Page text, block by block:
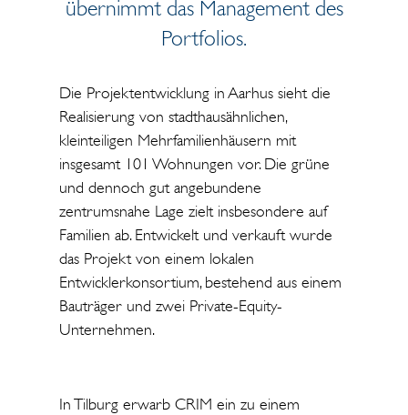
übernimmt das Management des
Portfolios.
Die Projektentwicklung in Aarhus sieht die
Realisierung von stadthausähnlichen,
kleinteiligen Mehrfamilienhäusern mit
insgesamt 101 Wohnungen vor. Die grüne
und dennoch gut angebundene
zentrumsnahe Lage zielt insbesondere auf
Familien ab. Entwickelt und verkauft wurde
das Projekt von einem lokalen
Entwicklerkonsortium, bestehend aus einem
Bauträger und zwei Private-Equity-
Unternehmen.
In Tilburg erwarb CRIM ein zu einem